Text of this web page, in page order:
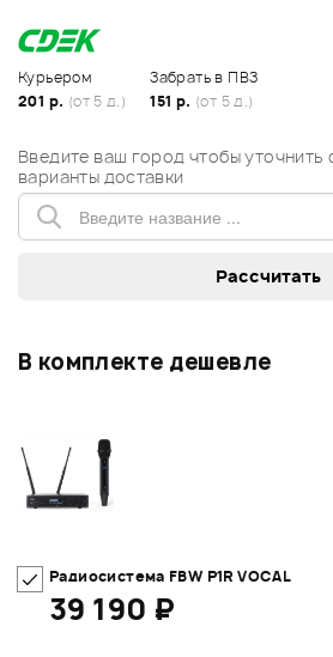
Курьером
201 р. (от 5 д.)
Забрать в ПВЗ
151 р. (от 5 д.)
Введите ваш город чтобы уточнить
варианты доставки
В комплекте дешевле
Радиосистема FBW P1R VOCAL
39 190 ₽